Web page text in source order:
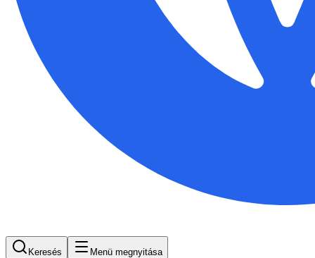
Keresés Menü megnyitása